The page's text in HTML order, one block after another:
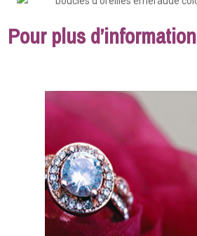
Pour plus d’information